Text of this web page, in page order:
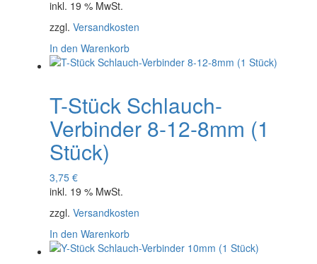
inkl. 19 % MwSt.
zzgl. Versandkosten
In den Warenkorb
T-Stück Schlauch-
Verbinder 8-12-8mm (1
Stück)
3,75 €
inkl. 19 % MwSt.
zzgl. Versandkosten
In den Warenkorb